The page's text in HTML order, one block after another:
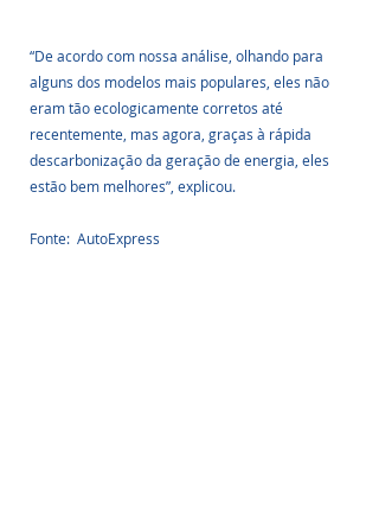
“De acordo com nossa análise, olhando para
alguns dos modelos mais populares, eles não
eram tão ecologicamente corretos até
recentemente, mas agora, graças à rápida
descarbonização da geração de energia, eles
estão bem melhores”, explicou.
Fonte:  AutoExpress